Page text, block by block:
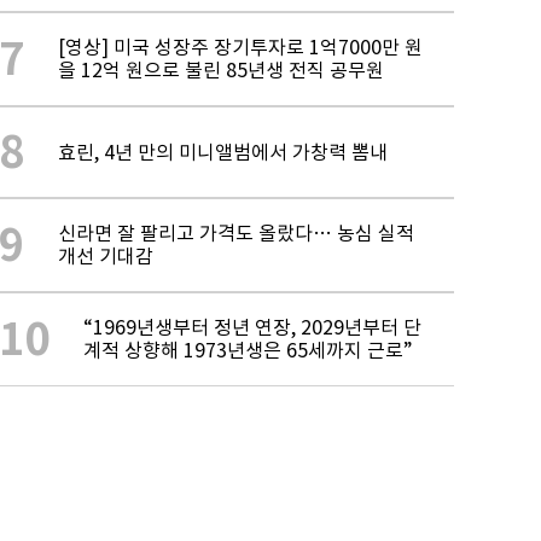
7
[영상] 미국 성장주 장기투자로 1억7000만 원
을 12억 원으로 불린 85년생 전직 공무원
8 효린, 4년 만의 미니앨범에서 가창력 뽐내
9
신라면 잘 팔리고 가격도 올랐다… 농심 실적
개선 기대감
10
“1969년생부터 정년 연장, 2029년부터 단
계적 상향해 1973년생은 65세까지 근로”